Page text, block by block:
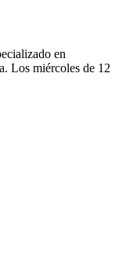
en
Los miércoles de 12